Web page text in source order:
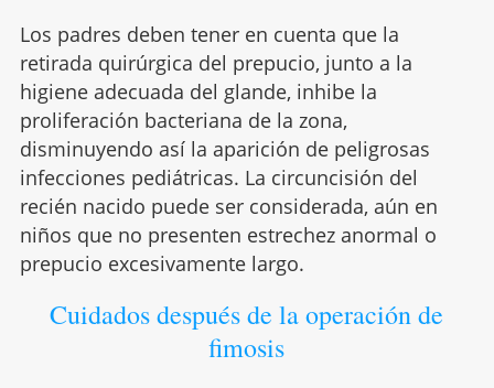
Los padres deben tener en cuenta que la
retirada quirúrgica del prepucio, junto a la
higiene adecuada del glande, inhibe la
proliferación bacteriana de la zona,
disminuyendo así la aparición de peligrosas
infecciones pediátricas. La circuncisión del
recién nacido puede ser considerada, aún en
niños que no presenten estrechez anormal o
prepucio excesivamente largo.
Cuidados después de la operación de
fimosis